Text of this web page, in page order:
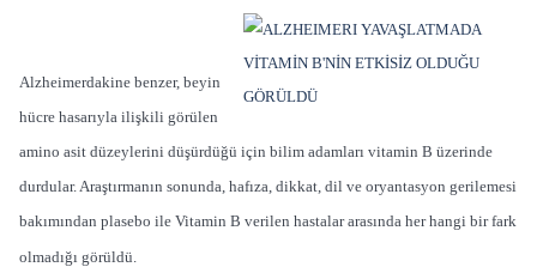
Alzheimerdakine benzer, beyin
hücre hasarıyla ilişkili görülen
amino asit düzeylerini düşürdüğü için bilim adamları vitamin B üzerinde
durdular. Araştırmanın sonunda, hafıza, dikkat, dil ve oryantasyon gerilemesi
bakımından plasebo ile Vitamin B verilen hastalar arasında her hangi bir fark
olmadığı görüldü.